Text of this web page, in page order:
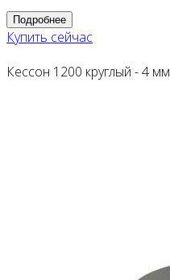
Подробнее
Купить сейчас
Кессон 1200 круглый - 4 мм